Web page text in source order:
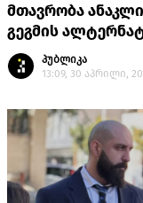
მთავრობა
გეგმის
პუბლიკა
13:09, 30 აპრილი,